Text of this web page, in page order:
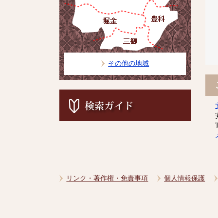
その他の地域
リンク・著作権・免責事項 個人情報保護